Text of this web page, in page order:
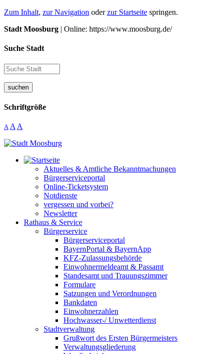
Zum Inhalt, zur Navigation oderzur Startseite springen.
Stadt Moosburg | Online: https://www.moosburg.de/
Suche Stadt
suchen
Schriftgröße
A A A
Aktuelles & Amtliche Bekanntmachungen
Bürgerserviceportal
Online-Ticketsystem
Notdienste
vergessen und vorbei?
Newsletter
Rathaus & Service
Bürgerservice
Bürgerserviceportal
BayernPortal & BayernApp
KFZ-Zulassungsbehörde
Einwohnermeldeamt & Passamt
Standesamt und Trauungszimmer
Formulare
Satzungen und Verordnungen
Bankdaten
Einwohnerzahlen
Hochwasser-/ Unwetterdienst
Stadtverwaltung
Grußwort des Ersten Bürgermeisters
Verwaltungsgliederung